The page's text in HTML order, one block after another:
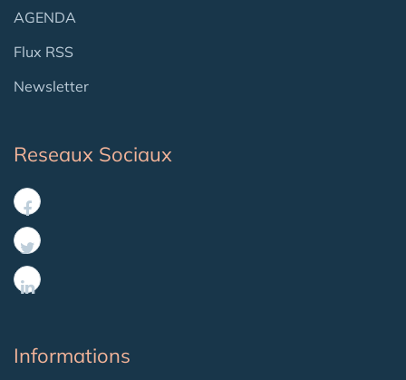
AGENDA
Flux RSS
Newsletter
Reseaux Sociaux
Informations